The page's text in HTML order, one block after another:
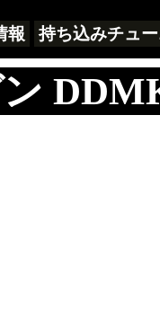
報 持ち込みチュ